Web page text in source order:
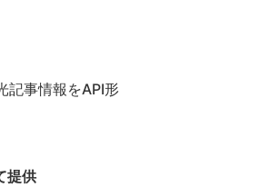
記事情報をAPI形
提供